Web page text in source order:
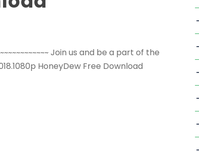
Join us and be a part of the
HoneyDew Free Download